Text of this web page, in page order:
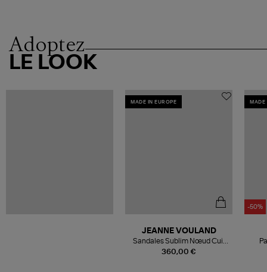
Adoptez
LE LOOK
MADE IN EUROPE
360,00 €
JEANNE VOULAND
Sandales Sublim Nœud Cuir
Suédé Noir
MADE
-50%